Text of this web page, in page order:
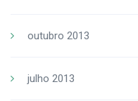
outubro 2013
julho 2013